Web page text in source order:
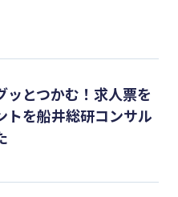
ッとつかむ！求人票を
トを船井総研コンサル